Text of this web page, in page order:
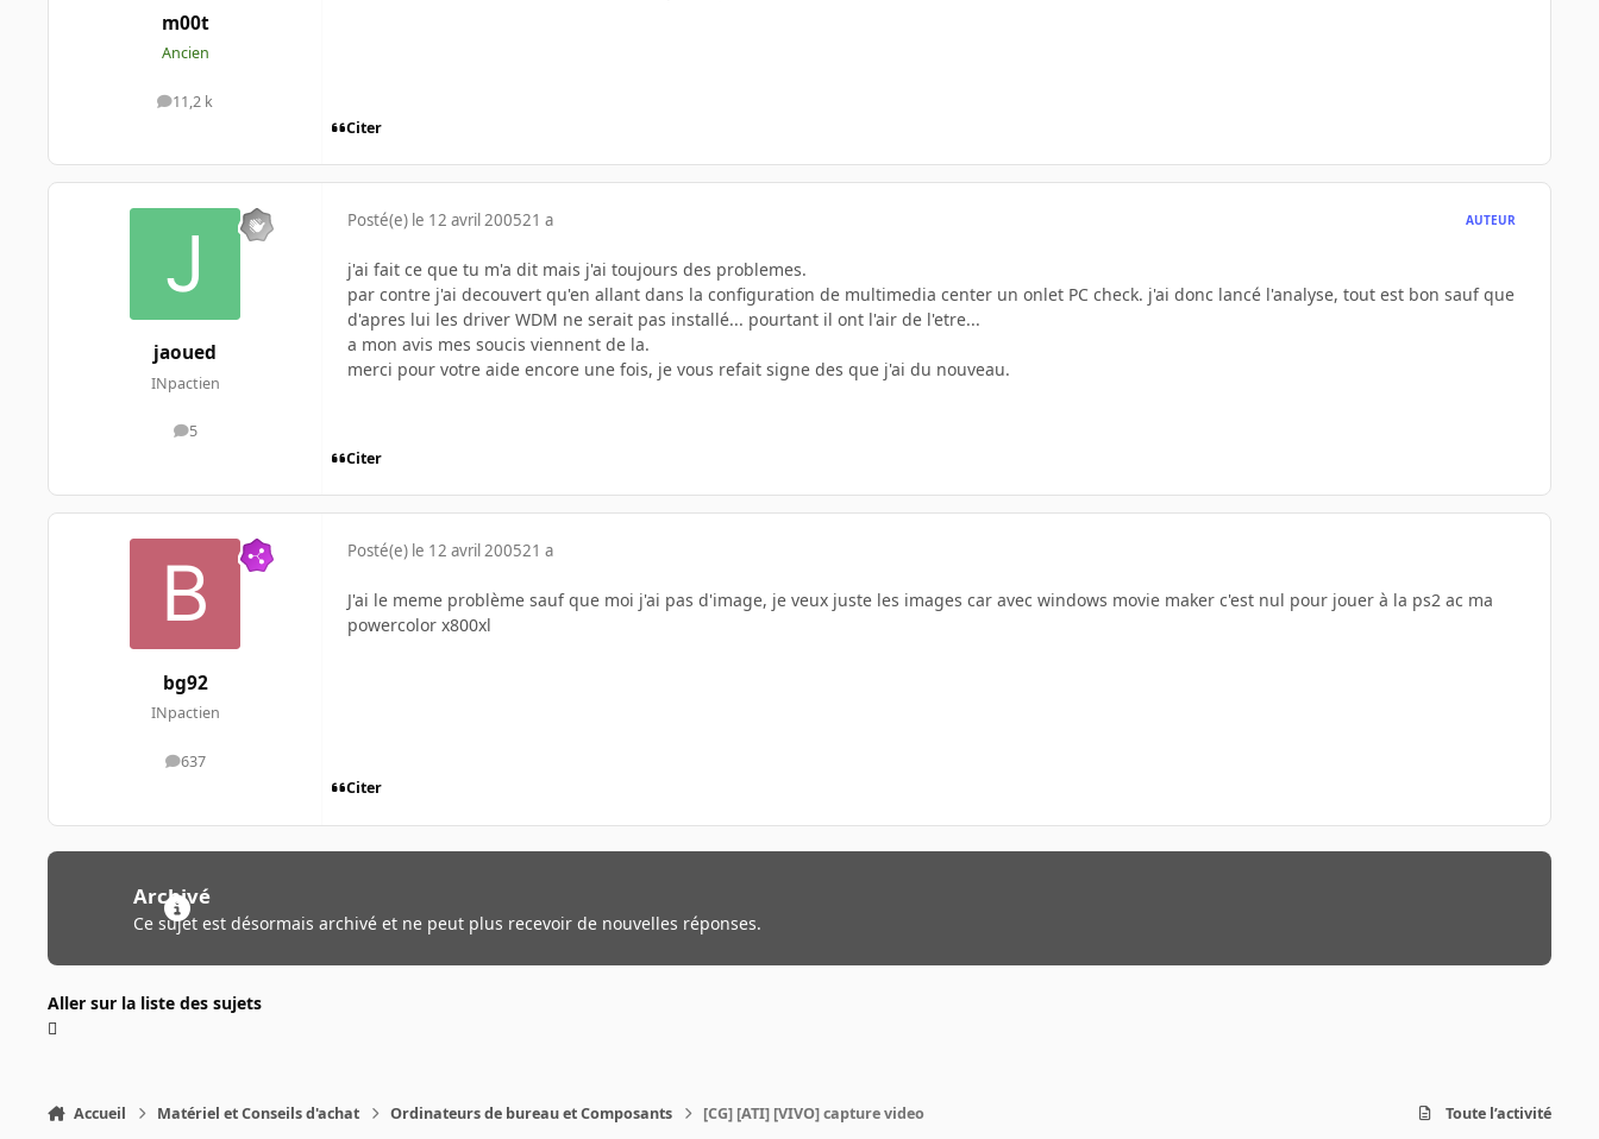
m00t
Ancien
11,2 k
messages
Citer
jaoued
INpactien
5
messages
Posté(e) le 12 avril 200521 a AUTEUR
j'ai fait ce que tu m'a dit mais j'ai toujours des problemes.
par contre j'ai decouvert qu'en allant dans la configuration de multimedia center un onlet PC check. j'ai donc lancé l'analyse, tout est bon sauf que
d'apres lui les driver WDM ne serait pas installé... pourtant il ont l'air de l'etre...
a mon avis mes soucis viennent de la.
merci pour votre aide encore une fois, je vous refait signe des que j'ai du nouveau.
Citer
bg92
INpactien
637
messages
Posté(e) le 12 avril 200521 a
J'ai le meme problème sauf que moi j'ai pas d'image, je veux juste les images car avec windows movie maker c'est nul pour jouer à la ps2 ac ma
powercolor x800xl
Citer
Archivé
Ce sujet est désormais archivé et ne peut plus recevoir de nouvelles réponses.
Aller sur la liste des sujets
Accueil Matériel et Conseils d'achat Ordinateurs de bureau et Composants [CG] [ATI] [VIVO] capture video Toute l’activité